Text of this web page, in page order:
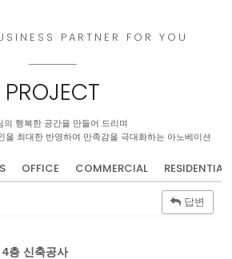
PARTNER FOR YOU
PROJECT
의 행복한 공간을 만들어 드리며
을 최대한 반영하여 만족감을 극대화하는 아노베이션
OFFICE COMMERCIAL RESIDENTIAL
답변
층 신축공사